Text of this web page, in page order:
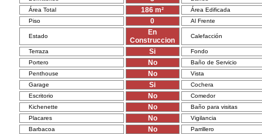
Área Total
186 m²
Área Edificada
Piso
0 Al Frente
Estado
En
Construccion
Calefacción
Terraza Si
Fondo
Portero
No
Baño de Servicio
Penthouse
No
Vista
Garage
Si
Cochera
Escritorio
No
Comedor
Kichenette
No
Baño para visitas
Placares
No
Vigilancia
Barbacoa
No
Parrillero